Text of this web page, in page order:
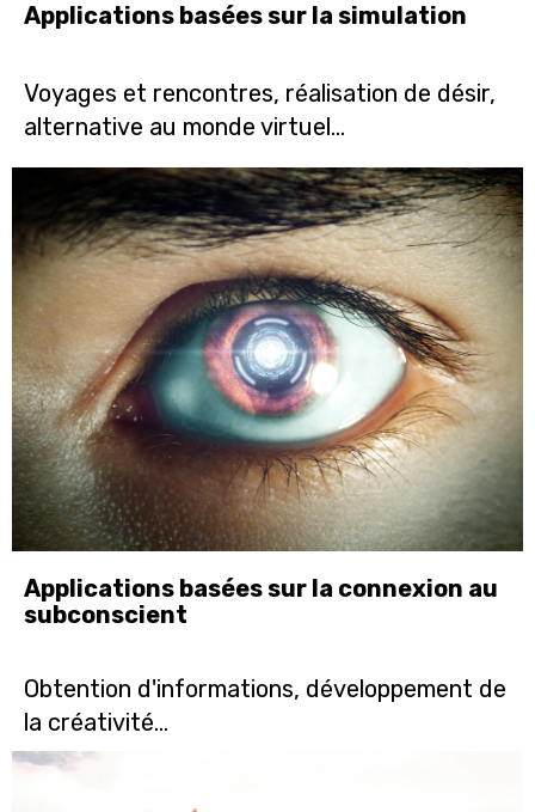
Applications basées sur la simulation
Voyages et rencontres, réalisation de désir,
alternative au monde virtuel...
Applications basées sur la connexion au
subconscient
Obtention d'informations, développement de
la créativité...